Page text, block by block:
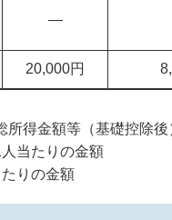
―
20,000円
所得金額等（基礎控除
当たりの金額
りの金額